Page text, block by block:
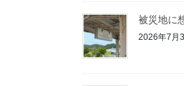
被災地に
2026年7月